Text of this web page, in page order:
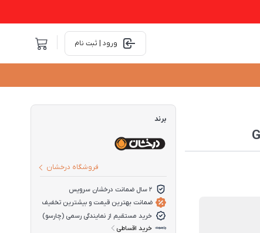
ورود | ثبت نام
برند
فروشگاه درخشان
2 سال ضمانت درخشان سرویس
ضمانت بهترین قیمت و بیشترین تخفیف
خرید مستقیم از نمایندگی رسمی (چارسو)
خرید اقساطی